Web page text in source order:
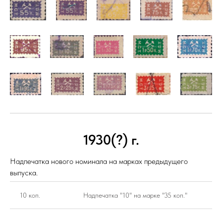
1930(?) г.
Надпечатка нового номинала на марках предыдущего
выпуска.
10 коп. Надпечатка "10" на марке "35 коп."